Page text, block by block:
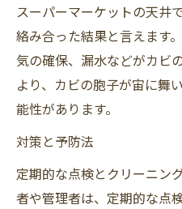
スーパーマーケットの天井
絡み合った結果と言えます
気の確保、漏水などがカビ
より、カビの胞子が宙に舞
能性があります。
対策と予防法
定期的な点検とクリーニン
者や管理者は、定期的な点